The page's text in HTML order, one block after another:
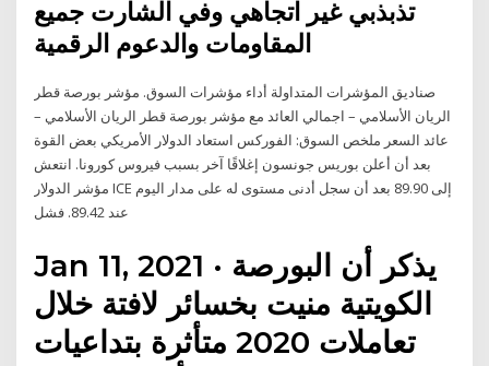
تذبذبي غير اتجاهي وفي الشارت جميع
المقاومات والدعوم الرقمية
صناديق المؤشرات المتداولة أداء مؤشرات السوق. مؤشر بورصة قطر
الريان الأسلامي – اجمالي العائد مع مؤشر بورصة قطر الريان الأسلامي –
عائد السعر ملخص السوق: الفوركس استعاد الدولار الأمريكي بعض القوة
بعد أن أعلن بوريس جونسون إغلاقًا آخر بسبب فيروس كورونا. انتعش
مؤشر الدولار ICE إلى 89.90 بعد أن سجل أدنى مستوى له على مدار اليوم
عند 89.42. فشل
Jan 11, 2021 · يذكر أن البورصة
الكويتية منيت بخسائر لافتة خلال
تعاملات 2020 متأثرة بتداعيات